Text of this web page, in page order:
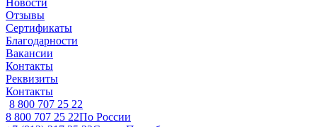
Новости
Отзывы
Сертификаты
Благодарности
Вакансии
Контакты
Реквизиты
Контакты
8 800 707 25 22
8 800 707 25 22По России